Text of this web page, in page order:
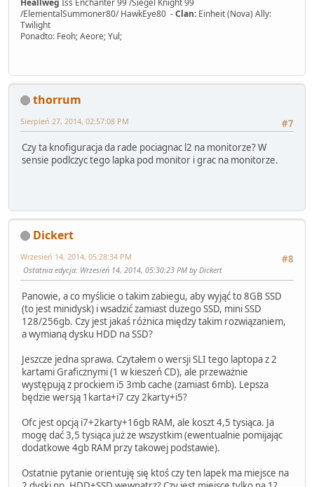
/ElementalSummoner80/ HawkEye80 -Clan: Einheit (Nova) Ally:
Twilight
Ponadto: Feoh; Aeore; Yul;
thorrum
#7
Sierpień 27, 2014, 02:57:08 PM
Czy ta knofiguracja da rade pociagnac l2 na monitorze? W
sensie podlczyc tego lapka pod monitor i grac na monitorze.
Dickert
#8
Wrzesień 14, 2014, 05:28:34 PM
Ostatnia edycja: Wrzesień 14, 2014, 05:30:23 PM by Dickert
Panowie, a co myślicie o takim zabiegu, aby wyjąć to 8GB SSD
(to jest minidysk) i wsadzić zamiast dużego SSD, mini SSD
128/256gb. Czy jest jakaś różnica między takim rozwiązaniem,
a wymianą dysku HDD na SSD?
Jeszcze jedna sprawa. Czytałem o wersji SLI tego laptopa z 2
kartami Graficznymi (1 w kieszeń CD), ale przeważnie
występują z prockiem i5 3mb cache (zamiast 6mb). Lepsza
będzie wersją 1karta+i7 czy 2karty+i5?
Ofc jest opcją i7+2karty+16gb RAM, ale koszt 4,5 tysiąca. Ja
mogę dać 3,5 tysiąca już ze wszystkim (ewentualnie pomijając
dodatkowe 4gb RAM przy takowej podstawie).
Ostatnie pytanie orientuję się ktoś czy ten lapek ma miejsce na